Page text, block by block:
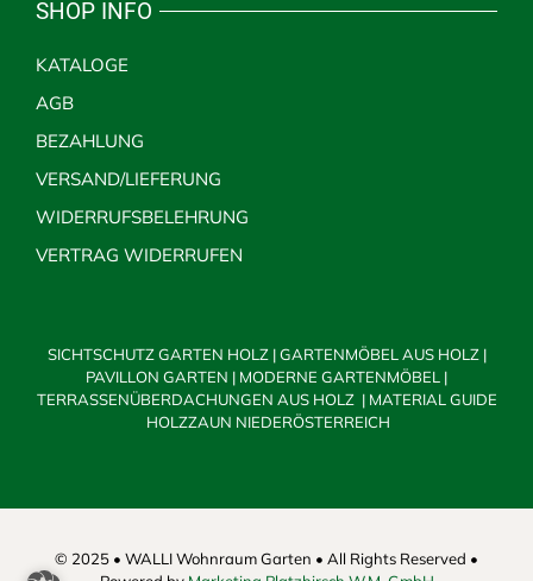
SHOP INFO
KATALOGE
AGB
BEZAHLUNG
VERSAND/LIEFERUNG
WIDERRUFSBELEHRUNG
VERTRAG WIDERRUFEN
SICHTSCHUTZ GARTEN HOLZ | GARTENMÖBEL AUS HOLZ |
PAVILLON GARTEN | MODERNE GARTENMÖBEL |
TERRASSENÜBERDACHUNGEN AUS HOLZ |MATERIAL GUIDE
HOLZZAUN NIEDERÖSTERREICH
© 2025 • WALLI Wohnraum Garten • All Rights Reserved •